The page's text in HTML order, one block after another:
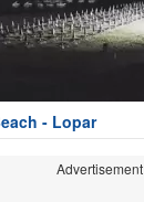
- Lopar
Advertisement